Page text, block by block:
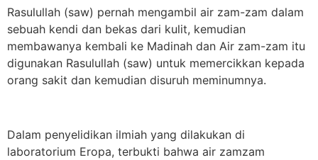
Rasulullah (saw) pernah mengambil air zam-zam dalam
sebuah kendi dan bekas dari kulit, kemudian
membawanya kembali ke Madinah dan Air zam-zam itu
digunakan Rasulullah (saw) untuk memercikkan kepada
orang sakit dan kemudian disuruh meminumnya.
Dalam penyelidikan ilmiah yang dilakukan di
laboratorium Eropa, terbukti bahwa air zamzam